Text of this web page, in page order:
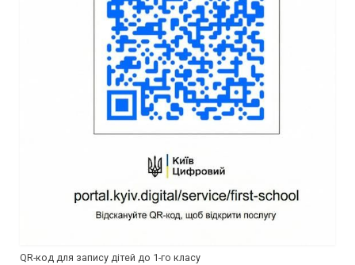
QR-код для запису дітей до 1-го класу